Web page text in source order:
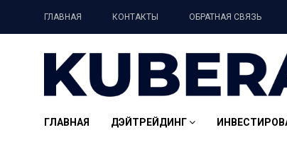
ГЛАВНАЯ КОНТАКТЫ ОБРАТНАЯ СВЯЗЬ
ГЛАВНАЯ ДЭЙТРЕЙДИНГ